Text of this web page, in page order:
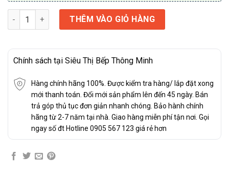
BẾP TỪ BAUER BE 820GT số lượng
THÊM VÀO GIỎ HÀNG
Chính sách tại Siêu Thị Bếp Thông Minh
Hàng chính hãng 100%. Được kiểm tra hàng/ lắp đặt xong
mới thanh toán. Đổi mới sản phẩm lên đến 45 ngày. Bán
trả góp thủ tục đơn giản nhanh chóng. Bảo hành chính
hãng từ 2-7 năm tại nhà. Giao hàng miễn phí tận nơi. Gọi
ngay số đt Hotline 0905 567 123 giá rẻ hơn